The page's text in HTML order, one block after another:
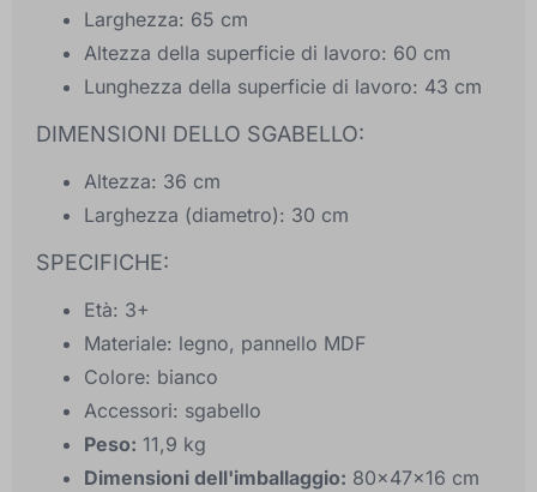
Larghezza: 65 cm
Altezza della superficie di lavoro: 60 cm
Lunghezza della superficie di lavoro: 43 cm
DIMENSIONI DELLO SGABELLO:
Altezza: 36 cm
Larghezza (diametro): 30 cm
SPECIFICHE:
Età: 3+
Materiale: legno, pannello MDF
Colore: bianco
Accessori: sgabello
Peso: 11,9 kg
Dimensioni dell'imballaggio: 80x47x16 cm